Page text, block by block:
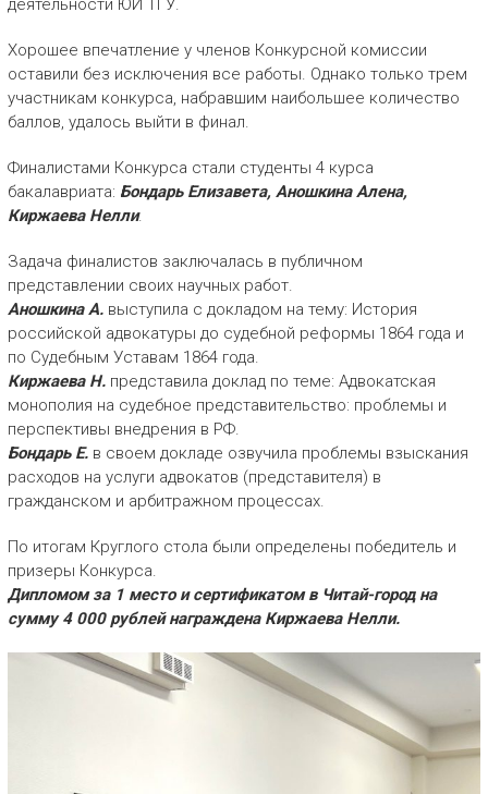
Хорошее впечатление у членов Конкурсной комиссии
оставили без исключения все работы. Однако только трем
участникам конкурса, набравшим наибольшее количество
баллов, удалось выйти в финал.
Финалистами Конкурса стали студенты 4 курса
бакалавриата: Бондарь Елизавета, Аношкина Алена,
Киржаева Нелли.
Задача финалистов заключалась в публичном
представлении своих научных работ.
Аношкина А.выступила с докладом на тему: История
российской адвокатуры до судебной реформы 1864 года и
по Судебным Уставам 1864 года.
Киржаева Н.представила доклад по теме: Адвокатская
монополия на судебное представительство: проблемы и
перспективы внедрения в РФ.
Бондарь Е.в своем докладе озвучила проблемы взыскания
расходов на услуги адвокатов (представителя) в
гражданском и арбитражном процессах.
По итогам Круглого стола были определены победитель и
призеры Конкурса.
Дипломом за 1 место и сертификатом в Читай-город на
сумму 4 000 рублей награждена Киржаева Нелли.